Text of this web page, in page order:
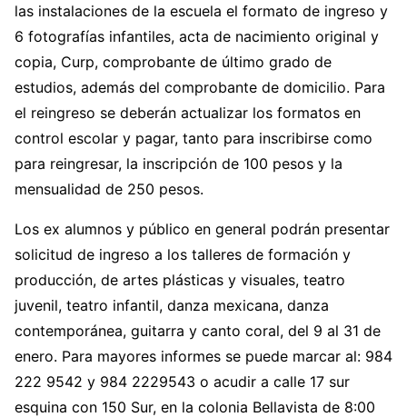
las instalaciones de la escuela el formato de ingreso y
6 fotografías infantiles, acta de nacimiento original y
copia, Curp, comprobante de último grado de
estudios, además del comprobante de domicilio. Para
el reingreso se deberán actualizar los formatos en
control escolar y pagar, tanto para inscribirse como
para reingresar, la inscripción de 100 pesos y la
mensualidad de 250 pesos.
Los ex alumnos y público en general podrán presentar
solicitud de ingreso a los talleres de formación y
producción, de artes plásticas y visuales, teatro
juvenil, teatro infantil, danza mexicana, danza
contemporánea, guitarra y canto coral, del 9 al 31 de
enero. Para mayores informes se puede marcar al: 984
222 9542 y 984 2229543 o acudir a calle 17 sur
esquina con 150 Sur, en la colonia Bellavista de 8:00